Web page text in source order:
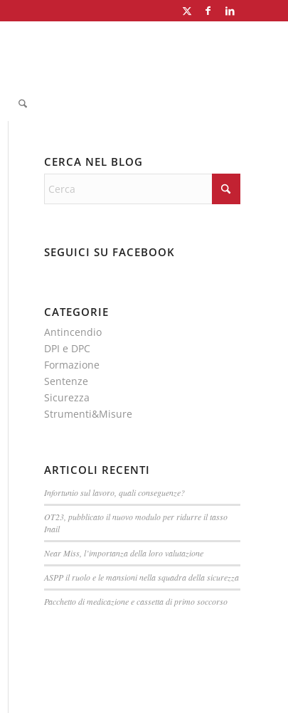
CERCA NEL BLOG
SEGUICI SU FACEBOOK
CATEGORIE
Antincendio
DPI e DPC
Formazione
Sentenze
Sicurezza
Strumenti&Misure
ARTICOLI RECENTI
Infortunio sul lavoro, quali conseguenze?
OT23, pubblicato il nuovo modulo per ridurre il tasso
Inail
Near Miss, l’importanza della loro valutazione
ASPP il ruolo e le mansioni nella squadra della sicurezza
Pacchetto di medicazione e cassetta di primo soccorso